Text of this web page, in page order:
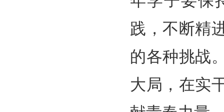
践，不断精
的各种挑战
大局，在实